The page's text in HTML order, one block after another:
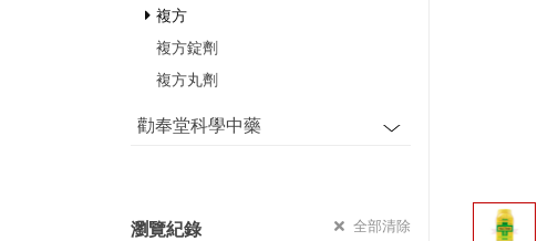
複方
複方錠劑
複方丸劑
勸奉堂科學中藥
瀏覽紀錄 全部清除